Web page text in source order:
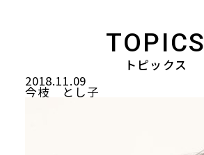
TOPICS
トピックス
2018.11.09
今枝 とし子